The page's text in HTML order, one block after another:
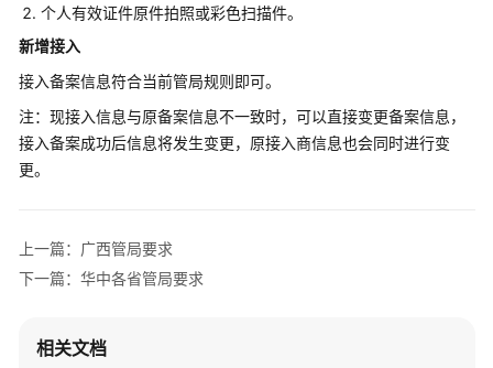
务
器
准
备
备
学
习
管
个人有效证件原件拍照或彩色扫描件。
新增接入
接入备案信息符合当前管局规则即可。
注：现接入信息与原备案信息不一致时，可以直接变更备案信息，
接入备案成功后信息将发生变更，原接入商信息也会同时进行变
更。
上一篇：广西管局要求
下一篇：华中各省管局要求
相关文档